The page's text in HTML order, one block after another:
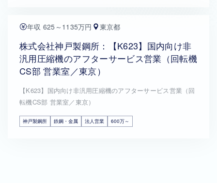
年収 625～1135万円 東京都
株式会社神戸製鋼所：【K623】国内向け非
汎用圧縮機のアフターサービス営業（回転機
CS部 営業室／東京）
【K623】国内向け非汎用圧縮機のアフターサービス営業（回
転機CS部 営業室／東京）
神戸製鋼所 鉄鋼・金属 法人営業 600万～